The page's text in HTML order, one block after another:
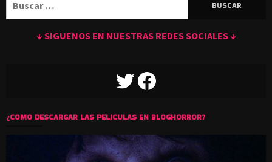
↓ SIGUENOS EN NUESTRAS REDES SOCIALES ↓
TWITTERFACEBOOK
¿COMO DESCARGAR LAS PELICULAS EN BLOGHORROR?